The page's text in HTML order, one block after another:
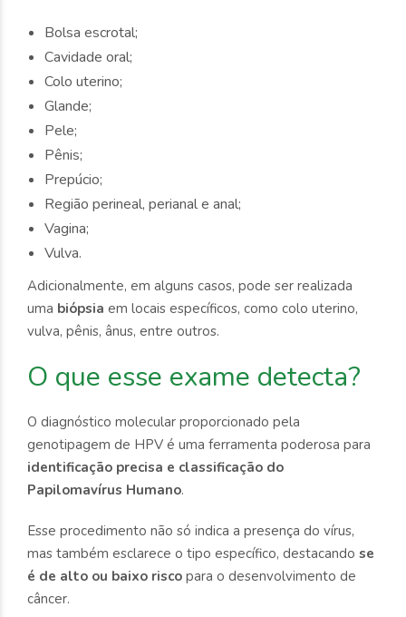
Bolsa escrotal;
Cavidade oral;
Colo uterino;
Glande;
Pele;
Pênis;
Prepúcio;
Região perineal, perianal e anal;
Vagina;
Vulva.
Adicionalmente, em alguns casos, pode ser realizada
uma biópsia em locais específicos, como colo uterino,
vulva, pênis, ânus, entre outros.
O que esse exame detecta?
O diagnóstico molecular proporcionado pela
genotipagem de HPV é uma ferramenta poderosa para
identificação precisa e classificação do
Papilomavírus Humano.
Esse procedimento não só indica a presença do vírus,
mas também esclarece o tipo específico, destacando se
é de alto ou baixo risco para o desenvolvimento de
câncer.